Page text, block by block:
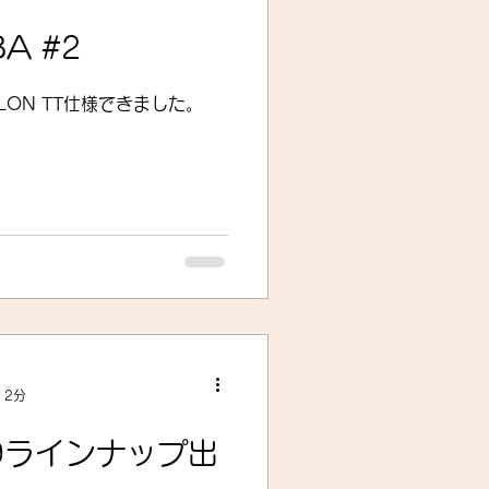
#2
TT仕様できました。
インナップ出
2分